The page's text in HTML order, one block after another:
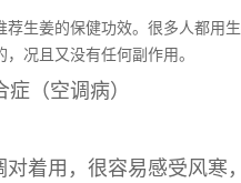
生姜的保健功效。很多人都
况且又没有任何副作用。
（空调病）
着用，很容易感受风